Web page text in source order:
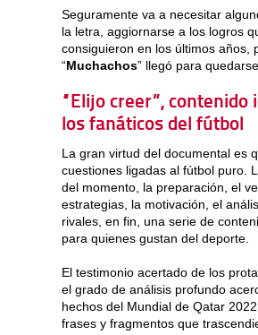
Seguramente va a necesitar
la letra, aggiornarse a los logros
consiguieron en los últimos años,
“Muchachos” llegó para quedarse.
“Elijo creer”, contenido
los fanáticos del fútbol
La gran virtud del documental es
cuestiones ligadas al fútbol puro.
del momento, la preparación, el
estrategias, la motivación, el
rivales, en fin, una serie de
para quienes gustan del deporte.
El testimonio acertado de los
el grado de análisis profundo
hechos del Mundial de Qatar
frases y fragmentos que